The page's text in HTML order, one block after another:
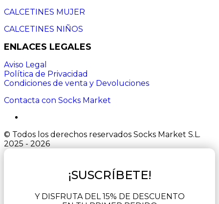
CALCETINES MUJER
CALCETINES NIÑOS
ENLACES LEGALES
Aviso Legal
Política de Privacidad
Condiciones de venta y Devoluciones
Contacta con Socks Market
© Todos los derechos reservados Socks Market S.L.
2025 - 2026
¡SUSCRÍBETE!
Y DISFRUTA DEL 15% DE DESCUENTO